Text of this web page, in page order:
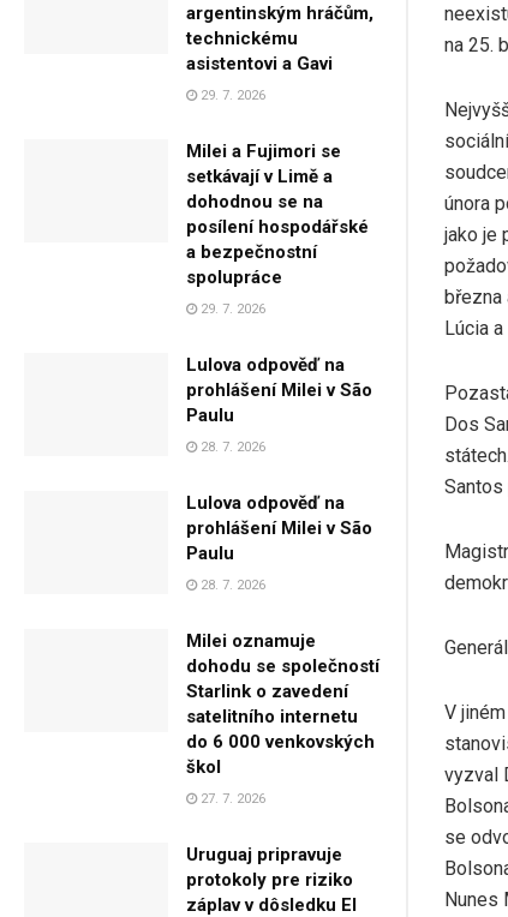
argentinským hráčům,
technickému
asistentovi a Gavi
29. 7. 2026
Milei a Fujimori se
setkávají v Limě a
dohodnou se na
posílení hospodářské
a bezpečnostní
spolupráce
29. 7. 2026
Lulova odpověď na
prohlášení Milei v São
Paulu
28. 7. 2026
Lulova odpověď na
prohlášení Milei v São
Paulu
28. 7. 2026
Milei oznamuje
dohodu se společností
Starlink o zavedení
satelitního internetu
do 6 000 venkovských
škol
27. 7. 2026
Uruguaj pripravuje
protokoly pre riziko
záplav v dôsledku El
na 25.
února
jako je
března
Lúcia
Dos
Santos
V
vyzval
se
Nunes